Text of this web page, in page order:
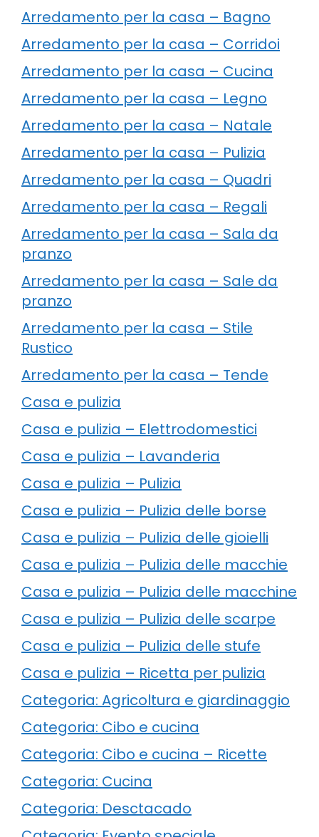
Arredamento per la casa – Bagno
Arredamento per la casa – Corridoi
Arredamento per la casa – Cucina
Arredamento per la casa – Legno
Arredamento per la casa – Natale
Arredamento per la casa – Pulizia
Arredamento per la casa – Quadri
Arredamento per la casa – Regali
Arredamento per la casa – Sala da
pranzo
Arredamento per la casa – Sale da
pranzo
Arredamento per la casa – Stile
Rustico
Arredamento per la casa – Tende
Casa e pulizia
Casa e pulizia – Elettrodomestici
Casa e pulizia – Lavanderia
Casa e pulizia – Pulizia
Casa e pulizia – Pulizia delle borse
Casa e pulizia – Pulizia delle gioielli
Casa e pulizia – Pulizia delle macchie
Casa e pulizia – Pulizia delle macchine
Casa e pulizia – Pulizia delle scarpe
Casa e pulizia – Pulizia delle stufe
Casa e pulizia – Ricetta per pulizia
Categoria: Agricoltura e giardinaggio
Categoria: Cibo e cucina
Categoria: Cibo e cucina – Ricette
Categoria: Cucina
Categoria: Desctacado